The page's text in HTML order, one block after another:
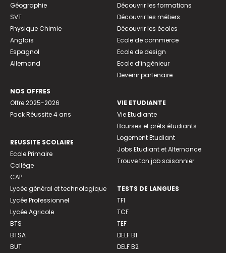
Géographie
SVT
Physique Chimie
Anglais
Espagnol
Allemand
NOS OFFRES
Offre 2025-2026
Pack Réussite 4 ans
REUSSITE SCOLAIRE
Ecole Primaire
Collège
CAP
Lycée général et technologique
Lycée Professionnel
Lycée Agricole
BTS
BTSA
BUT
Découvrir les formations
Découvrir les métiers
Découvrir les écoles
Ecole de commerce
Ecole de design
Ecole d’ingénieur
Devenir partenaire
VIE ETUDIANTE
Vie Etudiante
Bourses et prêts étudiants
Logement Etudiant
Jobs Etudiant et Alternance
Trouve ton job saisonnier
TESTS DE LANGUES
TFI
TCF
TEF
DELF B1
DELF B2